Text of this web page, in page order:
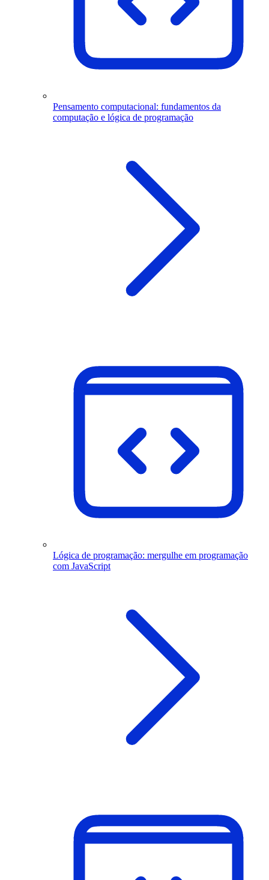
Pensamento computacional: fundamentos da
computação e lógica de programação
Lógica de programação: mergulhe em programação
com JavaScript